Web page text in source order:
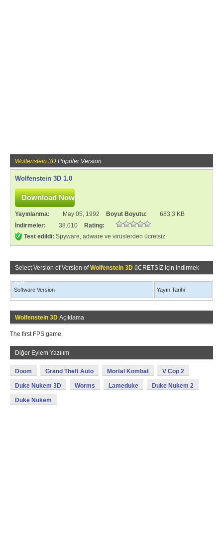
Wolfenstein 3D Popüler Version
Wolfenstein 3D 1.0
Yayınlanma: May 05, 1992 Boyut Boyutu:
683,3 KB
İndirmeler:
38.010
Rating:
Test edildi: Spyware, adware ve virüslerden ücretsiz
Select Version of Version ofWolfenstein 3D üCRETSİZ için indirmek
için!
Software Version Yayın Tarihi
Wolfenstein 3D Açıklama
The first FPS game.
Diğer Eylem Yazılım
Doom Grand Theft Auto Mortal Kombat V Cop 2
Duke Nukem 3D Worms Lameduke Duke Nukem 2
Duke Nukem